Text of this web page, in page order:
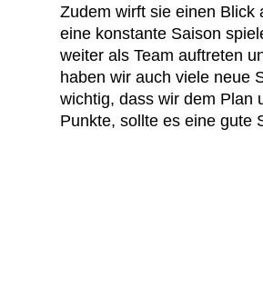
Zudem wirft sie einen Blick
eine konstante Saison
weiter als Team auftreten
haben wir auch viele neue
wichtig, dass wir dem Plan
Punkte, sollte es eine gute